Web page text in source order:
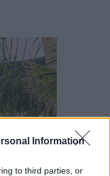
Information
to third parties, or